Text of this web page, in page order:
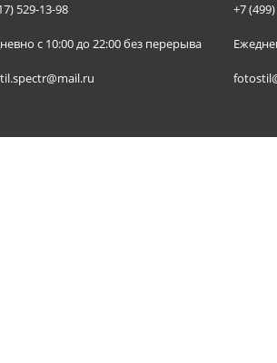
529-13-98
с 10:00 до 22:00 без перерыва
+7